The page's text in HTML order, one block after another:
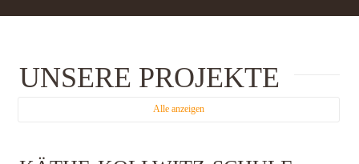
UNSERE PROJEKTE
Alle anzeigen